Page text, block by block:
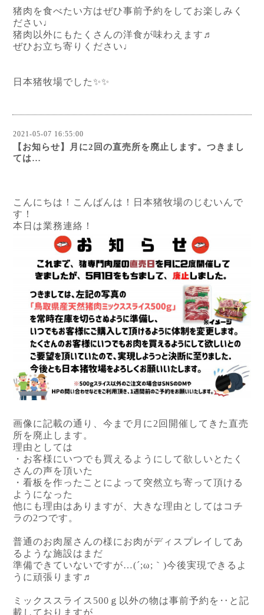
猪肉を食べたい方はぜひ事前予約をしてお楽しみく
ださい♩
猪肉以外にもたくさんの洋食が味わえます♬
ぜひお立ち寄りください♩
日本猪牧場でした✨✨
2021-05-07 16:55:00
【お知らせ】月に2回の直売所を廃止します。つきまし
ては…
こんにちは！こんばんは！日本猪牧場のじむいんで
す！
本日は業務連絡！
画像に記載の通り、今まで月に2回開催してきた直売
所を廃止します。
理由としては
・お客様にいつでも買えるようにして欲しいとたく
さんの声を頂いた
・看板を作ったことによって突然立ち寄って頂ける
ようになった
他にも理由はありますが、大きな理由としてはコチ
ラの2つです。
普通のお肉屋さんの様にお肉がディスプレイしてあ
るような施設はまだ
準備できていないですが…(´;ω;｀)今後実現できるよ
うに頑張ります♬
ミックススライス500ｇ以外の物は事前予約を‥と記
載しておりますが